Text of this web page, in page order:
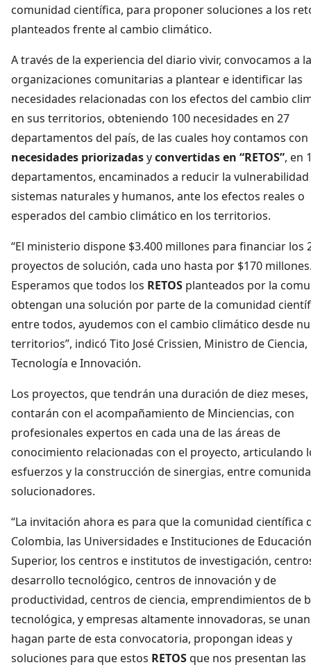
comunidad científica, para proponer soluciones a los
planteados frente al cambio climático.
A través de la experiencia del diario vivir, convocamos a
organizaciones comunitarias a plantear e identificar las
necesidades relacionadas con los efectos del cambio
en sus territorios, obteniendo 100 necesidades en 27
departamentos del país, de las cuales hoy contamos con
necesidades priorizadasyconvertidas en “RETOS”, en
departamentos, encaminados a reducir la vulnerabilidad
sistemas naturales y humanos, ante los efectos reales o
esperados del cambio climático en los territorios.
“El ministerio dispone $3.400 millones para financiar los
proyectos de solución, cada uno hasta por $170
Esperamos que todos los RETOS planteados por la
obtengan una solución por parte de la comunidad
entre todos, ayudemos con el cambio climático desde
territorios”, indicó Tito José Crissien, Ministro de Ciencia,
Tecnología e Innovación.
Los proyectos, que tendrán una duración de diez meses,
contarán con el acompañamiento de Minciencias, con
profesionales expertos en cada una de las áreas de
conocimiento relacionadas con el proyecto, articulando
esfuerzos y la construcción de sinergias, entre
solucionadores.
“La invitación ahora es para que la comunidad científica
Colombia, las Universidades e Instituciones de Educación
Superior, los centros e institutos de investigación,
desarrollo tecnológico, centros de innovación y de
productividad, centros de ciencia, emprendimientos de
tecnológica, y empresas altamente innovadoras, se
hagan parte de esta convocatoria, propongan ideas y
soluciones para que estos RETOSque nos presentan las